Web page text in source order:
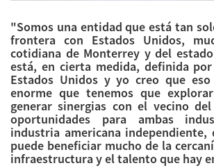
"Somos una entidad que está tan
frontera con Estados Unidos,
cotidiana de Monterrey y del
está, en cierta medida, definida
Estados Unidos y yo creo que
enorme que tenemos que
generar sinergias con el vecino
oportunidades para ambas
industria americana independiente,
puede beneficiar mucho de la
infraestructura y el talento que hay